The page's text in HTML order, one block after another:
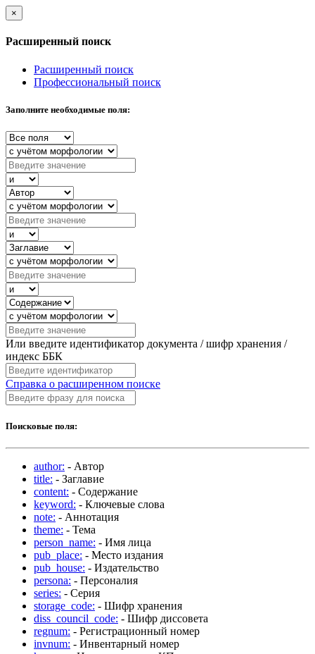
×
Расширенный поиск
Расширенный поиск
Профессиональный поиск
Заполните необходимые поля:
Или введите идентификатор документа / шифр хранения /
индекс ББК
Справка о расширенном поиске
Поисковые поля:
author: - Автор
title: - Заглавие
content: - Содержание
keyword: - Ключевые слова
note: - Аннотация
theme: - Тема
person_name: - Имя лица
pub_place: - Место издания
pub_house: - Издательство
persona: - Персоналия
series: - Серия
storage_code: - Шифр хранения
diss_council_code: - Шифр диссовета
regnum: - Регистрационный номер
invnum: - Инвентарный номер